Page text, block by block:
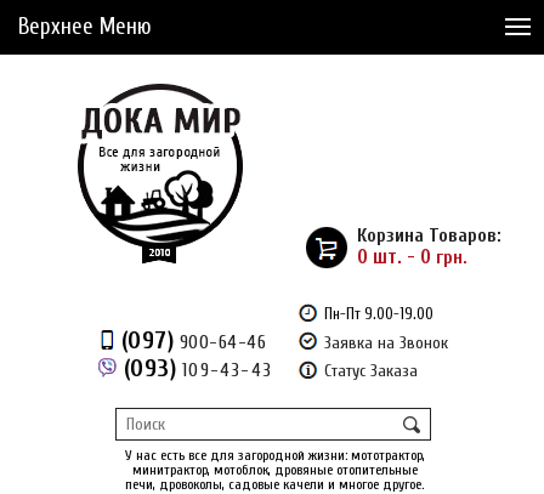
Верхнее Меню
Доставка и Оплата
Рассрочка
Доставка из Америки
Отложенные товары (0)
(097) 900-64-46
(093) 109-43-43
Пн-Пт 9.00-19.00
Заявка на Звонок
Статус Заказа
У нас есть все для загородной жизни: мототрактор,
минитрактор, мотоблок, дровяные отопительные
печи, дровоколы, садовые качели и многое другое.
Корзина Товаров:
0 шт. - 0 грн.